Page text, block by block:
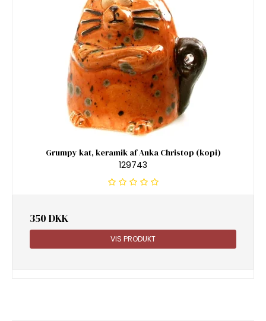
Grumpy kat, keramik af Anka Christop (kopi)
129743
350 DKK
VIS PRODUKT